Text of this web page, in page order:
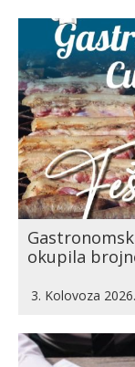
okupila
3. Kolovoza 2026.